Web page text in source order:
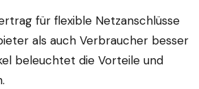
für flexible Netzanschlüsse
als auch Verbraucher besser
beleuchtet die Vorteile und